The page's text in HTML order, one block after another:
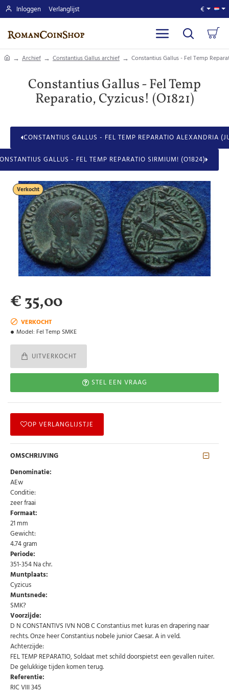
Abonneer u op onze nieuwsbrief
Inloggen Verlanglijst €
homeArchief Constantius Gallus archief Constantius Gallus - Fel Temp
Constantius Gallus - Fel Temp
Reparatio, Cyzicus! (O1821)
CONSTANTIUS GALLUS - FEL TEMP REPARATIO ALEXANDRIA
GALLUS - FEL TEMP REPARATIO SIRMIUM! (O1824)
Verkocht
VERKOCHT
Model: Fel Temp SMKE
€ 35,00
UITVERKOCHT
STEL EEN VRAAG
OP VERLANGLIJSTJE
OMSCHRIJVING
Denominatie:
AEw
Conditie:
zeer fraai
Formaat:
21 mm
Gewicht:
4.74 gram
Periode:
351-354 Na chr.
Muntplaats:
Cyzicus
Muntsnede:
SMK?
Voorzijde:
D N CONSTANTIVS IVN NOB C Constantius met kuras en drapering naar
rechts. Onze heer Constantius nobele junior Caesar. A in veld.
Achterzijde:
FEL TEMP REPARATIO, Soldaat met schild doorspietst een gevallen ruiter.
De gelukkige tijden komen terug.
Referentie:
RIC VIII 345